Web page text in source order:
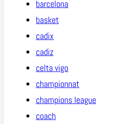
barcelona
basket
cadix
cadiz
celta vigo
championnat
champions league
coach